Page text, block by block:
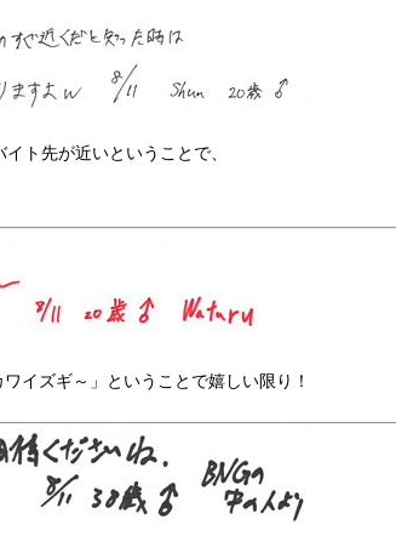
ト先が近いということで、
イズギ～」ということで嬉しい限り！